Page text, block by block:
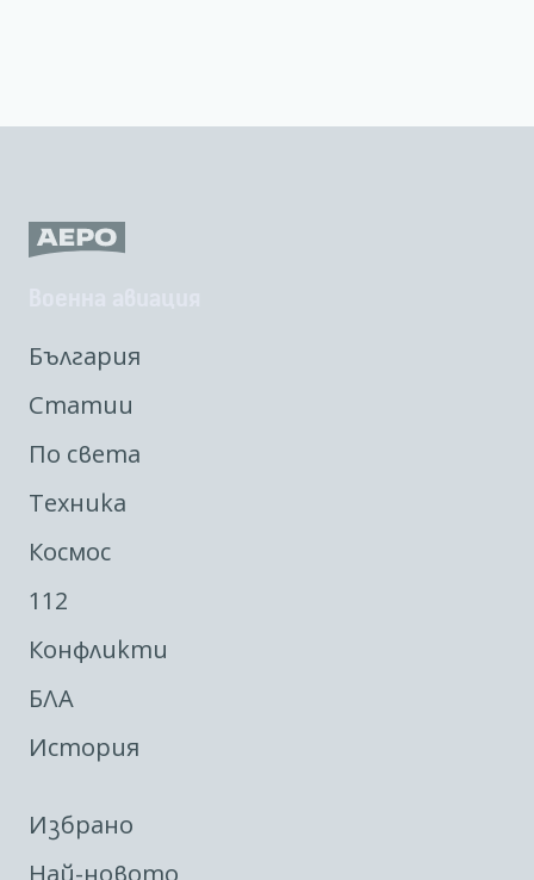
България
Статии
По света
Техника
Космос
112
Конфликти
БЛА
История
Избрано